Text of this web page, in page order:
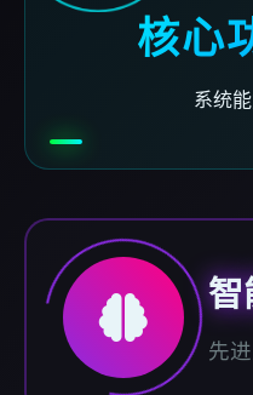
核心
系统
智
先